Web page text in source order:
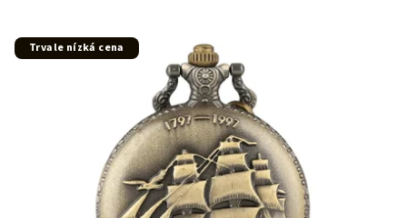
Trvale nízká cena